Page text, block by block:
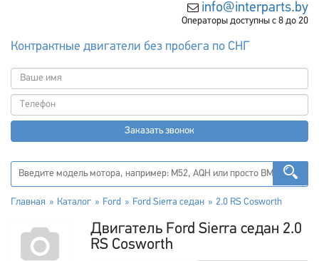
info@interparts.by
Операторы доступны с 8 до 20
Контрактные двигатели без пробега по СНГ
Заказать звонок
Главная Каталог Ford Ford Sierra седан 2.0 RS Cosworth
Двигатель Ford Sierra седан 2.0
RS Cosworth